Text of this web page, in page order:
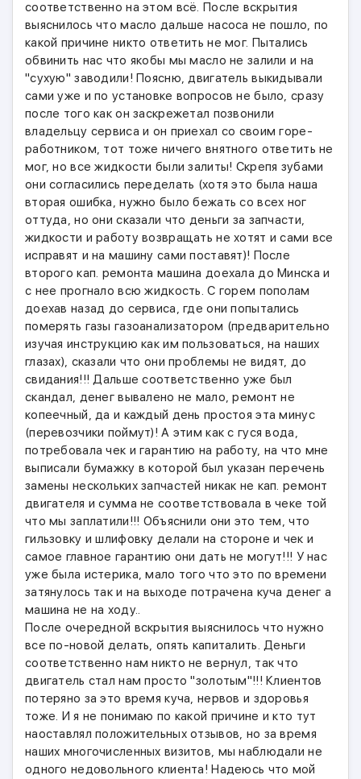
соответственно на этом всё. После вскрытия
выяснилось что масло дальше насоса не пошло, по
какой причине никто ответить не мог. Пытались
обвинить нас что якобы мы масло не залили и на
"сухую" заводили! Поясню, двигатель выкидывали
сами уже и по установке вопросов не было, сразу
после того как он заскрежетал позвонили
владельцу сервиса и он приехал со своим горе-
работником, тот тоже ничего внятного ответить не
мог, но все жидкости были залиты! Скрепя зубами
они согласились переделать (хотя это была наша
вторая ошибка, нужно было бежать со всех ног
оттуда, но они сказали что деньги за запчасти,
жидкости и работу возвращать не хотят и сами все
исправят и на машину сами поставят)! После
второго кап. ремонта машина доехала до Минска и
с нее прогнало всю жидкость. С горем пополам
доехав назад до сервиса, где они попытались
померять газы газоанализатором (предварительно
изучая инструкцию как им пользоваться, на наших
глазах), сказали что они проблемы не видят, до
свидания!!! Дальше соответственно уже был
скандал, денег вывалено не мало, ремонт не
копеечный, да и каждый день простоя эта минус
(перевозчики поймут)! А этим как с гуся вода,
потребовала чек и гарантию на работу, на что мне
выписали бумажку в которой был указан перечень
замены нескольких запчастей никак не кап. ремонт
двигателя и сумма не соответствовала в чеке той
что мы заплатили!!! Объяснили они это тем, что
гильзовку и шлифовку делали на стороне и чек и
самое главное гарантию они дать не могут!!! У нас
уже была истерика, мало того что это по времени
затянулось так и на выходе потрачена куча денег а
машина не на ходу..
После очередной вскрытия выяснилось что нужно
все по-новой делать, опять капиталить. Деньги
соответственно нам никто не вернул, так что
двигатель стал нам просто "золотым"!!! Клиентов
потеряно за это время куча, нервов и здоровья
тоже. И я не понимаю по какой причине и кто тут
наоставлял положительных отзывов, но за время
наших многочисленных визитов, мы наблюдали не
одного недовольного клиента! Надеюсь что мой